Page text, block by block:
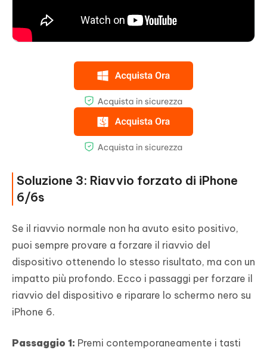
Soluzione 3: Riavvio forzato di iPhone
6/6s
Se il riavvio normale non ha avuto esito positivo,
puoi sempre provare a forzare il riavvio del
dispositivo ottenendo lo stesso risultato, ma con un
impatto più profondo. Ecco i passaggi per forzare il
riavvio del dispositivo e riparare lo schermo nero su
iPhone 6.
Passaggio 1: Premi contemporaneamente i tasti